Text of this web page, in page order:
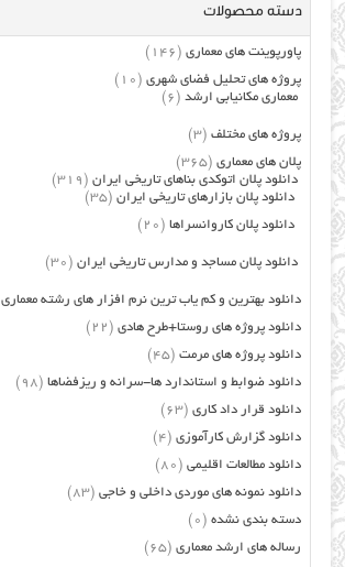
دسته محصولات
پاورپوینت های معماری (146)
پروژه های تحلیل فضای شهری (10)
معماری مکانیابی ارشد (6)
پروژه های مختلف (3)
پلان های معماری (365)
دانلود پلان اتوکدی بناهای تاریخی ایران (319)
دانلود پلان بازارهای تاریخی ایران (35)
دانلود پلان کاروانسراها (20)
دانلود پلان مساجد و مدارس تاریخی ایران (30)
دانلود بهترین و کم یاب ترین نرم افزار های رشته معماری
دانلود پروژه های روستا+طرح هادی (22)
دانلود پروژه های مرمت (45)
دانلود ضوابط و استاندارد ها-سرانه و ریزفضاها (98)
دانلود قرار داد کاری (63)
دانلود گزارش کارآموزی (4)
دانلود مطالعات اقلیمی (80)
دانلود نمونه های موردی داخلی و خاجی (83)
دسته بندی نشده (0)
رساله های ارشد معماری (65)